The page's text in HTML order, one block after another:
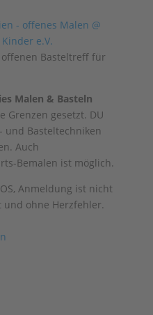
Basteltreff für
Malen & Basteln
Grenzen gesetzt. DU
und Basteltechniken
Auch
Bemalen ist möglich.
Anmeldung ist nicht
ohne Herzfehler.